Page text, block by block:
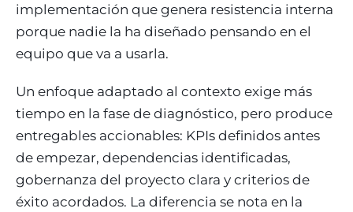
implementación que genera resistencia interna
porque nadie la ha diseñado pensando en el
equipo que va a usarla.
Un enfoque adaptado al contexto exige más
tiempo en la fase de diagnóstico, pero produce
entregables accionables: KPIs definidos antes
de empezar, dependencias identificadas,
gobernanza del proyecto clara y criterios de
éxito acordados. La diferencia se nota en la